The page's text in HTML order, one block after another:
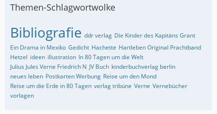
Themen-Schlagwortwolke
Bibliografie ddr verlag Die Kinder des Kapitäns Grant
Ein Drama in Mexiko Gedicht Hachette Hartleben Original Prachtband
Hetzel ideen illustration In 80 Tagen um die Welt
Julius Jules Verne Friedrich N JV Buch kinderbuchverlag berlin
neues leben Postkarten Werbung Reise um den Mond
Reise um die Erde in 80 Tagen verlag tribüne Verne Vernebücher
vorlagen